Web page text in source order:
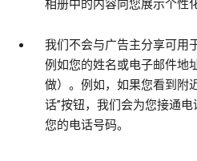
相册中的内容向您展示个性
我们不会与广告主分享可用
例如您的姓名或电子邮件地
做）。例如，如果您看到附
话”按钮，我们会为您接通
您的电话号码。